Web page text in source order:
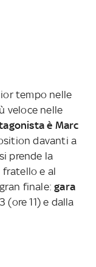
tempo nelle
veloce nelle
è Marc
davanti a
prende la
e al
finale:gara
(ore 11) e dalla